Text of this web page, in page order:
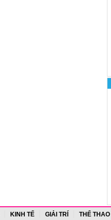
KINH TẾ GIẢI TRÍ THỂ THAO